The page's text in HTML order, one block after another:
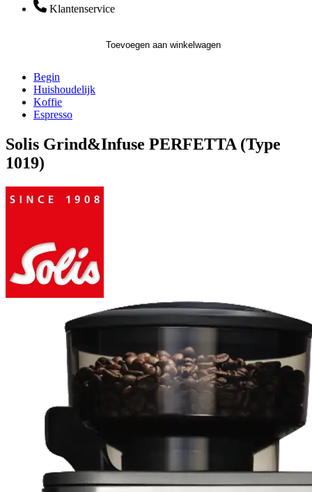
Klantenservice
Toevoegen aan winkelwagen
Begin
Huishoudelijk
Koffie
Espresso
Solis Grind&Infuse PERFETTA (Type
1019)